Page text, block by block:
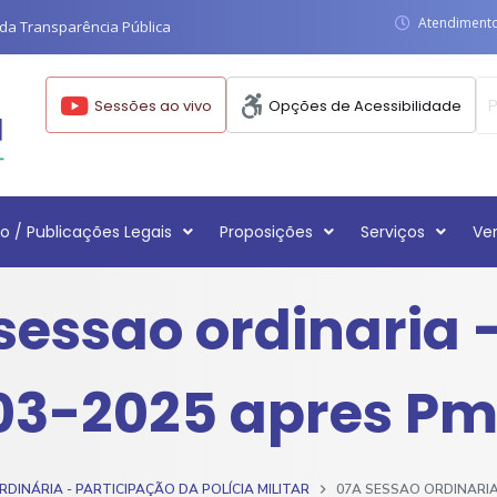
Transparência Pública
Sessões ao vivo Opções de Acessibilidade
/ Publicações Legais Proposições Serviços
ordinaria
2025 apres
- PARTICIPAÇÃO DA POLÍCIA MILITAR 07A SESSAO